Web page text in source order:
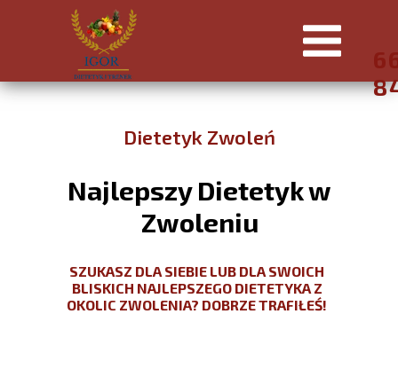
Dietetyk Zwoleń
SZUKASZ DLA SIEBIE LUB DLA SWOICH
BLISKICH NAJLEPSZEGO DIETETYKA Z
OKOLIC ZWOLENIA? DOBRZE TRAFIŁEŚ!
Najlepszy Dietetyk w
Zwoleniu